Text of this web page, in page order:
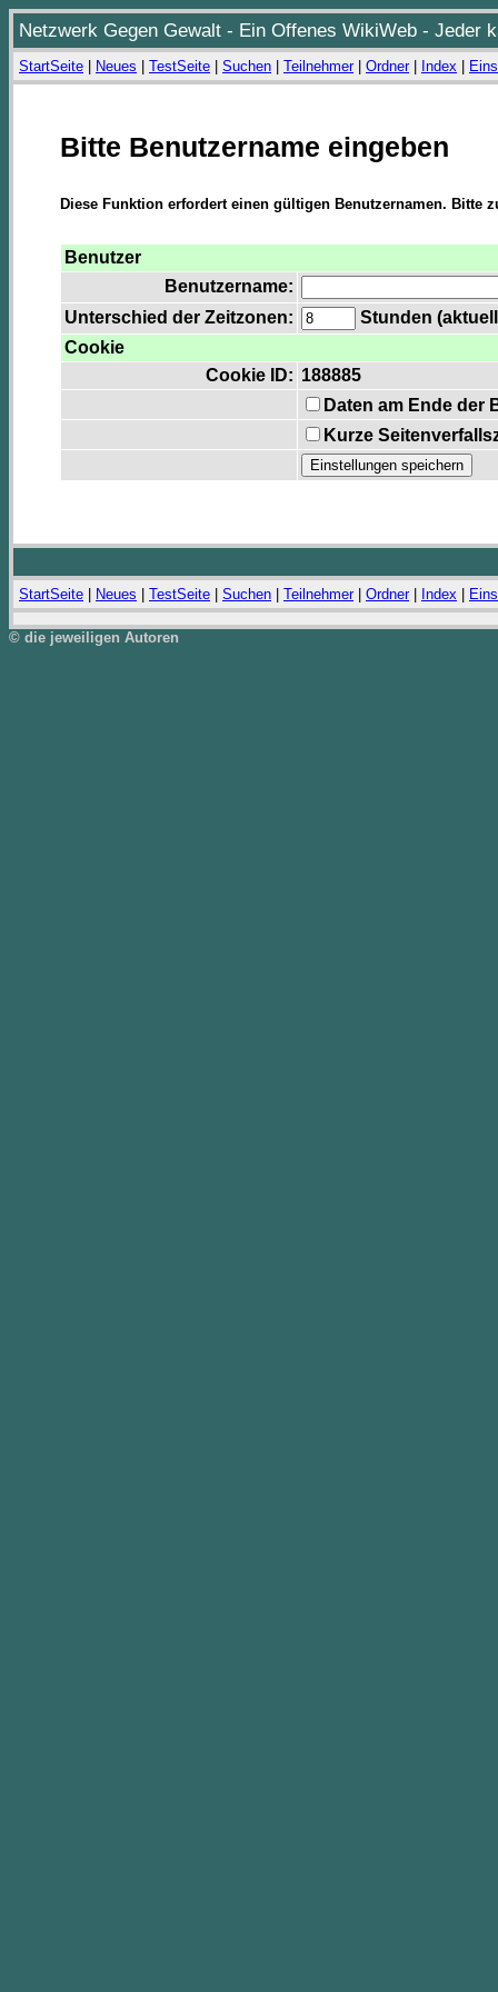
Netzwerk Gegen Gewalt - Ein Offenes WikiWeb - Jeder
StartSeite Neues TestSeite Suchen Teilnehmer| Ordner| Index
Bitte Benutzername eingeben
Diese Funktion erfordert einen gültigen Benutzernamen. Bitte
Benutzer
Benutzername:
Unterschied der Zeitzonen:
Stunden
Cookie
Cookie ID: 188885
Daten am Ende der
Kurze
StartSeite Neues TestSeite Suchen Teilnehmer| Ordner| Index
© die jeweiligen Autoren